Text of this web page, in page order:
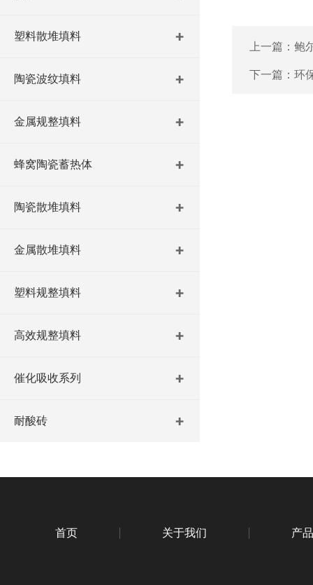
塑料散堆填料
陶瓷波纹填料
金属规整填料
蜂窝陶瓷蓄热体
陶瓷散堆填料
金属散堆填料
塑料规整填料
高效规整填料
催化吸收系列
耐酸砖
上一篇： 鲍
下一篇： 环
首页 关于我们 产